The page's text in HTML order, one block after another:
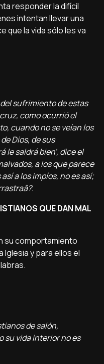
responder la difí­cil
intentan llevar una
que la vida sólo les va
sufrimiento de estas
como ocurrió el
cuando no se veí­an los
Dios, de sus
le saldrá bien', dice el
a los que parece
a los impí­os, no es así­;
QUE DAN MAL
su comportamiento
Iglesia y para ellos el
de salón,
su vida interior no es